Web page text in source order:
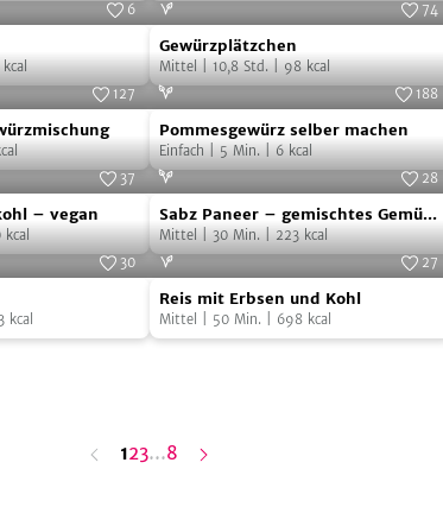
6
kcal
Gewürzplätzchen
74
Gewürzplätzchen
Mittel 10,8 Std.| 98kcal
Foto:SevenCooks
127
Pommesgewürz
selber
machen
SevenCooks
188
Pommesgewürz selber machen
Einfach| 5 Min.| 6kcal
Harsha Gramminger
37
– vegan
kcal
Sabz
Paneer
–
gemischtes
Gemüse
iStock.com/ramesh1502
28
Sabz Paneer – gemischtes Gemüse
mit „Hüttenkäse“ – vegan
Mittel 30 Min.| 223kcal
30
kcal
Reis
mit
Erbsen
Foto:Harsha Gramminger
27
Reis mit Erbsen und Kohl
Mittel 50 Min. 698kcal
1Seite
2Seite
3…letzte
8 näcsteSeit